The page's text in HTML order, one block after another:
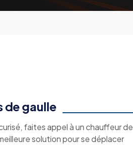
de gaulle
faites appel à un chauffeur de
solution pour se déplacer